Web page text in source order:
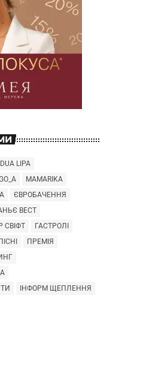
DUA LIPA
MAMARIKA
ЄВРОБАЧЕННЯ
ВЕСТ
СВІФТ
ГАСТРОЛІ
ПРЕМІЯ
ІНФОРМ ЩЕПЛЕННЯ